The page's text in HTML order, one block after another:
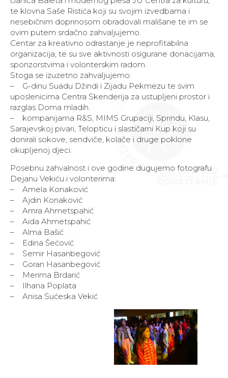
te klovna Saše Ristića koji su svojim izvedbama i
nesebičnim doprinosom obradovali mališane te im se
ovim putem srdačno zahvaljujemo.
Centar za kreativno odrastanje je neprofitabilna
organizacija, te su sve aktivnosti osigurane donacijama,
sponzorstvima i volonterskim radom.
Stoga se izuzetno zahvaljujemo:
– G-dinu Suadu Džindi i Zijadu Pekmezu te svim
uposlenicima Centra Skenderija za ustupljeni prostor i
razglas Doma mladih.
– kompanijama R&S, MIMS Grupaciji, Sprindu, Klasu,
Sarajevskoj pivari, Telopticu i slastičarni Kup koji su
donirali sokove, sendviče, kolače i druge poklone
okupljenoj djeci.
Posebnu zahvalnost i ove godine dugujemo fotografu
Dejanu Vekiću i volonterima:
– Amela Konaković
– Ajdin Konaković
– Amra Ahmetspahić
– Aida Ahmetspahić
– Alma Bašić
– Edina Šećović
– Semir Hasanbegović
– Goran Hasanbegović
– Merima Brdarić
– Ilhana Poplata
– Anisa Sućeska Vekić